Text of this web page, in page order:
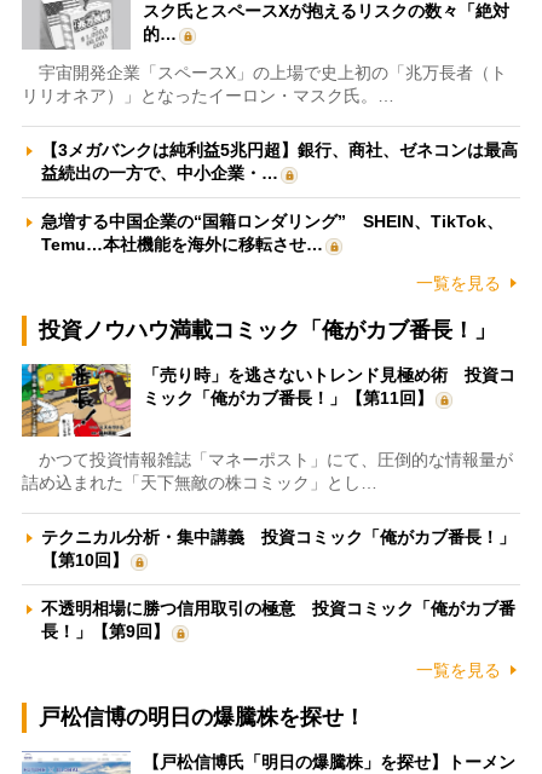
スク氏とスペースXが抱えるリスクの数々「絶対
的…
宇宙開発企業「スペースX」の上場で史上初の「兆万長者（ト
リリオネア）」となったイーロン・マスク氏。…
【3メガバンクは純利益5兆円超】銀行、商社、ゼネコンは最高
益続出の一方で、中小企業・…
急増する中国企業の“国籍ロンダリング” SHEIN、TikTok、
Temu…本社機能を海外に移転させ…
一覧を見る
投資ノウハウ満載コミック「俺がカブ番長！」
「売り時」を逃さないトレンド見極め術 投資コ
ミック「俺がカブ番長！」【第11回】
かつて投資情報雑誌「マネーポスト」にて、圧倒的な情報量が
詰め込まれた「天下無敵の株コミック」とし…
テクニカル分析・集中講義 投資コミック「俺がカブ番長！」
【第10回】
不透明相場に勝つ信用取引の極意 投資コミック「俺がカブ番
長！」【第9回】
一覧を見る
戸松信博の明日の爆騰株を探せ！
【戸松信博氏「明日の爆騰株」を探せ】トーメン